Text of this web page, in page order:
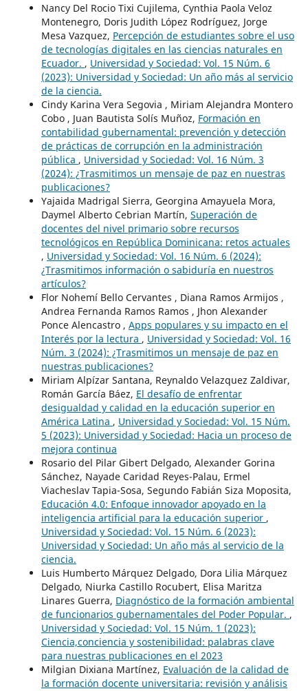
Nancy Del Rocio Tixi Cujilema, Cynthia Paola Veloz
Montenegro, Doris Judith López Rodríguez, Jorge
Mesa Vazquez, Percepción de estudiantes sobre el uso
de tecnologías digitales en las ciencias naturales en
Ecuador. , Universidad y Sociedad: Vol. 15 Núm. 6
(2023): Universidad y Sociedad: Un año más al servicio
de la ciencia.
Cindy Karina Vera Segovia , Miriam Alejandra Montero
Cobo , Juan Bautista Solís Muñoz, Formación en
contabilidad gubernamental: prevención y detección
de prácticas de corrupción en la administración
pública , Universidad y Sociedad: Vol. 16 Núm. 3
(2024): ¿Trasmitimos un mensaje de paz en nuestras
publicaciones?
Yajaida Madrigal Sierra, Georgina Amayuela Mora,
Daymel Alberto Cebrian Martín, Superación de
docentes del nivel primario sobre recursos
tecnológicos en República Dominicana: retos actuales
, Universidad y Sociedad: Vol. 16 Núm. 6 (2024):
¿Trasmitimos información o sabiduría en nuestros
artículos?
Flor Nohemí Bello Cervantes , Diana Ramos Armijos ,
Andrea Fernanda Ramos Ramos , Jhon Alexander
Ponce Alencastro , Apps populares y su impacto en el
Interés por la lectura , Universidad y Sociedad: Vol. 16
Núm. 3 (2024): ¿Trasmitimos un mensaje de paz en
nuestras publicaciones?
Miriam Alpízar Santana, Reynaldo Velazquez Zaldivar,
Román García Báez, El desafío de enfrentar
desigualdad y calidad en la educación superior en
América Latina , Universidad y Sociedad: Vol. 15 Núm.
5 (2023): Universidad y Sociedad: Hacia un proceso de
mejora continua
Rosario del Pilar Gibert Delgado, Alexander Gorina
Sánchez, Nayade Caridad Reyes-Palau, Ermel
Viacheslav Tapia-Sosa, Segundo Fabián Siza Moposita,
Educación 4.0: Enfoque innovador apoyado en la
inteligencia artificial para la educación superior ,
Universidad y Sociedad: Vol. 15 Núm. 6 (2023):
Universidad y Sociedad: Un año más al servicio de la
ciencia.
Luis Humberto Márquez Delgado, Dora Lilia Márquez
Delgado, Niurka Castillo Rocubert, Elisa Maritza
Linares Guerra, Diagnóstico de la formación ambiental
de funcionarios gubernamentales del Poder Popular. ,
Universidad y Sociedad: Vol. 15 Núm. 1 (2023):
Ciencia,conciencia y sostenibilidad: palabras clave
para nuestras publicaciones en el 2023
Milgian Dixiana Martínez, Evaluación de la calidad de
la formación docente universitaria: revisión y análisis